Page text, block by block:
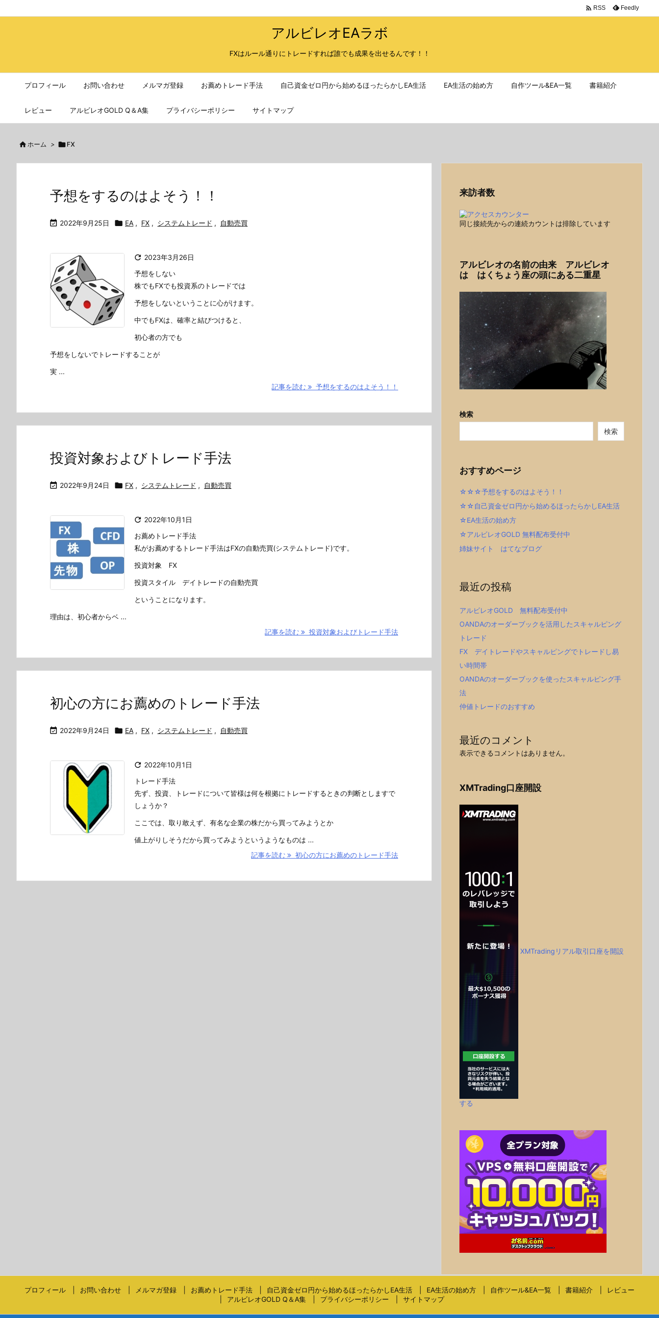
アルビレオEAラボ
FXはルール通りにトレードすれば誰でも成果を出せるんです！！
プロフィール お問い合わせ メルマガ登録 お薦めトレード手法 自己資金ゼロ円から始めるほったらかしEA生活 EA生活の始め方 自作ツール&EA一覧 書籍紹介
レビュー アルビレオGOLD Q＆A集 プライバシーポリシー サイトマップ
 RSS Feedly
 ホーム > FX
予想をするのはよそう！！
 2022年9月25日  EA , FX , システムトレード , 自動売買
 2023年3月26日
予想をしない
株でもFXでも投資系のトレードでは
予想をしないということに心がけます。
中でもFXは、確率と結びつけると、
初心者の方でも
予想をしないでトレードすることが
実 ...
記事を読む
予想をするのはよそう！！
投資対象およびトレード手法
 2022年9月24日  FX , システムトレード , 自動売買
 2022年10月1日
お薦めトレード手法
私がお薦めするトレード手法はFXの自動売買(システムトレード)です。
投資対象 FX
投資スタイル デイトレードの自動売買
ということになります。
理由は、初心者からベ ...
記事を読む
投資対象およびトレード手法
初心の方にお薦めのトレード手法
 2022年9月24日  EA , FX , システムトレード , 自動売買
 2022年10月1日
トレード手法
先ず、投資、トレードについて皆様は何を根拠にトレードするときの判断としますで
しょうか？
ここでは、取り敢えず、有名な企業の株だから買ってみようとか
値上がりしそうだから買ってみようというようなものは ...
記事を読む
初心の方にお薦めのトレード手法
来訪者数
同じ接続先からの連続カウントは排除しています
アルビレオの名前の由来 アルビレオ
は はくちょう座の頭にある二重星
検索
検索
おすすめページ
☆☆☆予想をするのはよそう！！
☆☆自己資金ゼロ円から始めるほったらかしEA生活
☆EA生活の始め方
☆アルビレオGOLD 無料配布受付中
姉妹サイト はてなブログ
最近の投稿
アルビレオGOLD 無料配布受付中
OANDAのオーダーブックを活用したスキャルピング
トレード
FX デイトレードやスキャルピングでトレードし易
い時間帯
OANDAのオーダーブックを使ったスキャルピング手
法
仲値トレードのおすすめ
最近のコメント
表示できるコメントはありません。
XMTrading口座開設
XMTradingリアル取引口座を開設
する
プロフィール お問い合わせ メルマガ登録 お薦めトレード手法 自己資金ゼロ円から始めるほったらかしEA生活 EA生活の始め方 自作ツール&EA一覧 書籍紹介
レビュー
アルビレオGOLD Q＆A集
プライバシーポリシー サイトマップ